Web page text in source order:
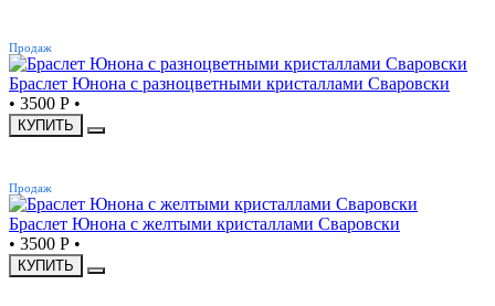
Продаж
Браслет Юнона с разноцветными кристаллами Сваровски
• 3500 Р •
КУПИТЬ
Продаж
Браслет Юнона с желтыми кристаллами Сваровски
• 3500 Р •
КУПИТЬ